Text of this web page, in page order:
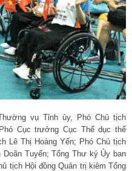
vụ Tỉnh ủy, Phó Chủ tịch
Cục trưởng Cục Thể dục thể
Lê Thị Hoàng Yến; Phó Chủ tịch
Doãn Tuyến; Tổng Thư ký Ủy ban
tịch Hội đồng Quản trị kiêm Tổng